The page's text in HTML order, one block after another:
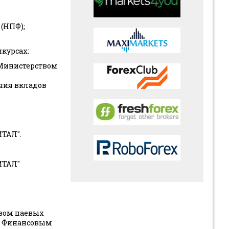
(НПФ);
вкладов
паевых
Финансовым